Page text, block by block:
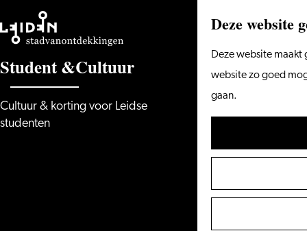
Deze website
Deze website
website zo goed
gaan.
naar
homepage
Student&Cultuur
Cultuur & korting voor Leidse
studenten